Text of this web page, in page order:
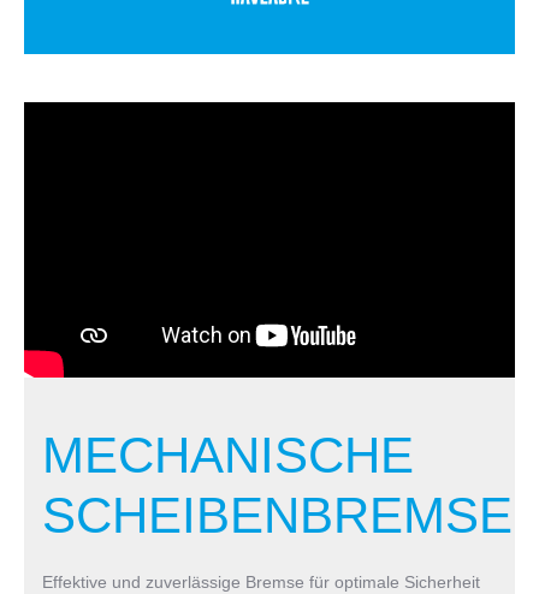
MECHANISCHE
SCHEIBENBREMSE:
Effektive und zuverlässige Bremse für optimale Sicherheit